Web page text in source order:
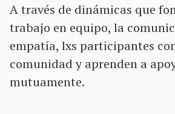
A través de dinámicas que
trabajo en equipo, la
empatía, lxs participantes
comunidad y aprenden a
mutuamente.